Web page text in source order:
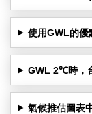
使用GWL的優
GWL 2℃時，
氣候推估圖表